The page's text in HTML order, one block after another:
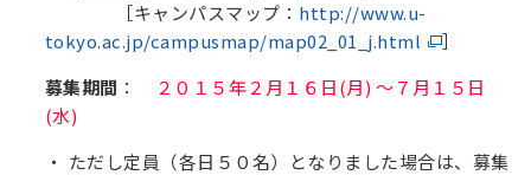
［キャンパスマップ： http://www.u-
tokyo.ac.jp/campusmap/map02_01_j.html
］
募集期間 ：
２０１５年２月１６日(月) ～７月１５日
(水)
ただし定員（各日５０名）となりました場合は、募集